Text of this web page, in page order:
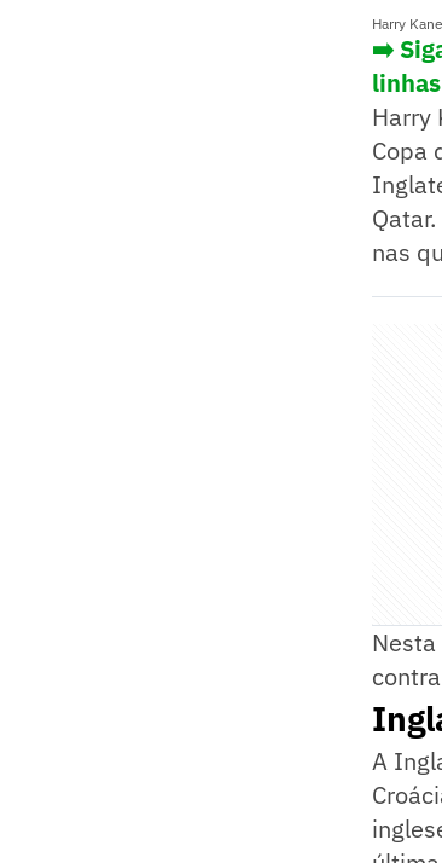
Harry
➡️
linhas
Harry
Copa
nas
A